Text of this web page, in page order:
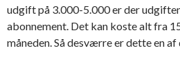
udgift på 3.000-5.000 er der
abonnement. Det kan koste alt fra
måneden. Så desværre er dette en